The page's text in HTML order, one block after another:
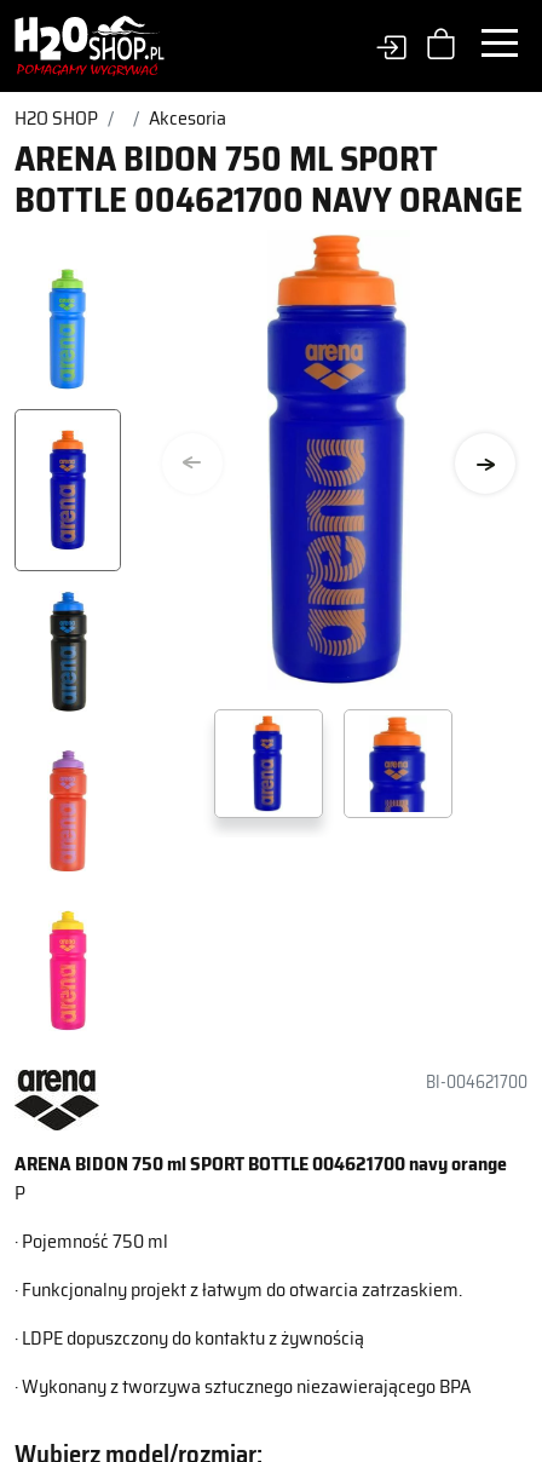
H2O SHOP Akcesoria
ARENA BIDON 750 ML SPORT
BOTTLE 004621700 NAVY ORANGE
BI-004621700
ARENA BIDON 750 ml SPORT BOTTLE 004621700 navy orange
P
· Pojemność 750 ml
· Funkcjonalny projekt z łatwym do otwarcia zatrzaskiem.
· LDPE dopuszczony do kontaktu z żywnością
· Wykonany z tworzywa sztucznego niezawierającego BPA